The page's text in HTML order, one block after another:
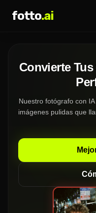
fotto.ai
Convierte
Nuestro fotógrafo con
imágenes pulidas que